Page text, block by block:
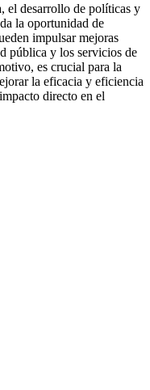
el desarrollo de políticas y
la oportunidad de
impulsar mejoras
pública y los servicios de
es crucial para la
la eficacia y eficiencia
directo en el